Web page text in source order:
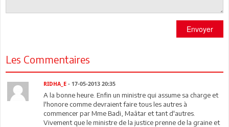
Envoyer
Les Commentaires
RIDHA_E - 17-05-2013 20:35
A la bonne heure. Enfin un ministre qui assume sa charge et
l'honore comme devraient faire tous les autres à
commencer par Mme Badi, Maâtar et tant d'autres.
Vivement que le ministre de la justice prenne de la graine et